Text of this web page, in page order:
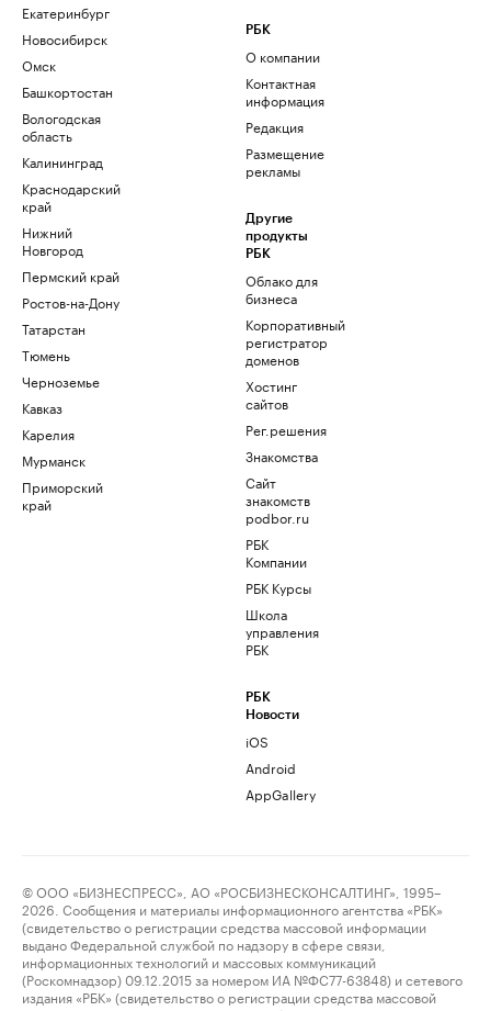
Екатеринбург
Новосибирск
Омск
Башкортостан
Вологодская
область
Калининград
Краснодарский
край
Нижний
Новгород
Пермский край
Ростов-на-Дону
Татарстан
Тюмень
Черноземье
Кавказ
Карелия
Мурманск
Приморский
край
РБК
О компании
Контактная
информация
Редакция
Размещение
рекламы
Другие
продукты
РБК
Облако для
бизнеса
Корпоративный
регистратор
доменов
Хостинг
сайтов
Рег.решения
Знакомства
Сайт
знакомств
podbor.ru
РБК
Компании
РБК Курсы
Школа
управления
РБК
РБК
Новости
iOS
Android
AppGallery
© ООО «БИЗНЕСПРЕСС», АО «РОСБИЗНЕСКОНСАЛТИНГ», 1995–
2026. Сообщения и материалы информационного агентства «РБК»
(свидетельство о регистрации средства массовой информации
выдано Федеральной службой по надзору в сфере связи,
информационных технологий и массовых коммуникаций
(Роскомнадзор) 09.12.2015 за номером ИА №ФС77-63848) и сетевого
издания «РБК» (свидетельство о регистрации средства массовой